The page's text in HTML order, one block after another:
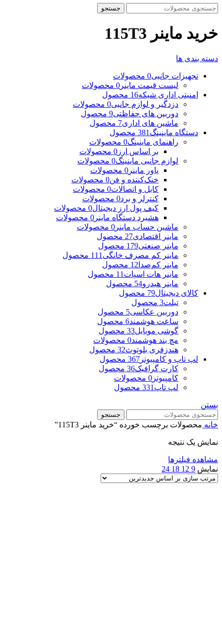
جستجو
خرید ماینر 115T3
دسته بندی ها
تجهیزات جانبی0 محصولات
لیست قیمت ماینر 0 محصولات
امنیتی اداری شبکه16 محصول
دزدگیر و لوازم جانبی0 محصولات
دوربین های حفاظتی9 محصول
ماشین های اداری7 محصول
دستگاه ماینینگ 381 محصول
راهنمای ماینینگ0 محصولات
بر اساس ارز 0 محصولات
لوازم جانبی ماینینگ0 محصولات
پاور ماینر 0 محصولات
خنک‌کننده و فن0 محصولات
کابل و اتصالات0 محصولات
کنترلر و برد0 محصولات
کیف پول ارز دیجیتال0 محصولات
هشبرد دستگاه ماینر 0 محصولات
ماشین حساب ماینر 0 محصولات
ماینر اقتصادی27 محصول
ماینر صنعتی179 محصول
ماینر کم مصرف خانگی 111 محصول
ماینر کم‌صدا 12 محصول
ماینر هات اسپات 11 محصول
ماینر هیدرو54 محصول
کالای دیجیتال79 محصول
تبلت3 محصول
دوربین عکاسی5 محصول
ساعت هوشمند6 محصول
گوشی موبایل33 محصول
مچ بند هوشمند0 محصولات
هندزفری بلوتوث32 محصول
لپ تاپ و کامپیوتر 367 محصول
کارت گرافیک36 محصول
کامپیوتر 0 محصولات
لپ تاپ 331 محصول
بستن
جستجو
خانه محصولات برچسب خورده “خرید ماینر 115T3”
نمایش یک نتیجه
مشاهده فیلترها
نمایش 9
12
18
24